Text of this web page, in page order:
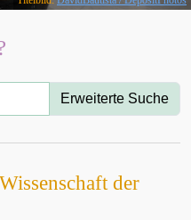
Erweiterte Suche
der